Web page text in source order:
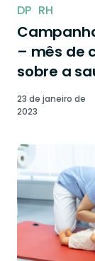
DP RH
– mês de
sobre a
23 de janeiro de
2023